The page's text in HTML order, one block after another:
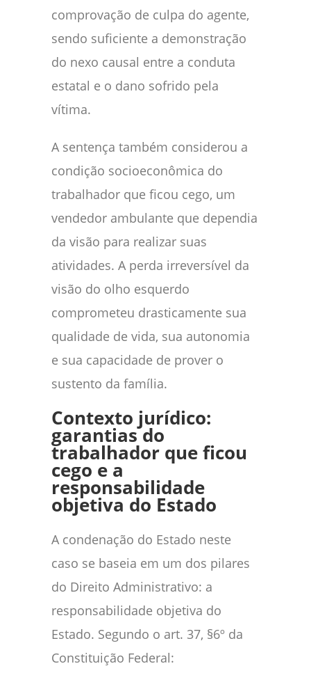
comprovação de culpa do agente,
sendo suficiente a demonstração
do nexo causal entre a conduta
estatal e o dano sofrido pela
vítima.
A sentença também considerou a
condição socioeconômica do
trabalhador que ficou cego, um
vendedor ambulante que dependia
da visão para realizar suas
atividades. A perda irreversível da
visão do olho esquerdo
comprometeu drasticamente sua
qualidade de vida, sua autonomia
e sua capacidade de prover o
sustento da família.
Contexto jurídico:
garantias do
trabalhador que ficou
cego e a
responsabilidade
objetiva do Estado
A condenação do Estado neste
caso se baseia em um dos pilares
do Direito Administrativo: a
responsabilidade objetiva do
Estado. Segundo o art. 37, §6º da
Constituição Federal: